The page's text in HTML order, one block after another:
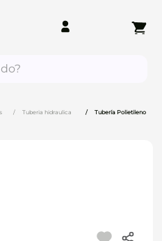
Tuberia hidraulica Tubería Polietileno